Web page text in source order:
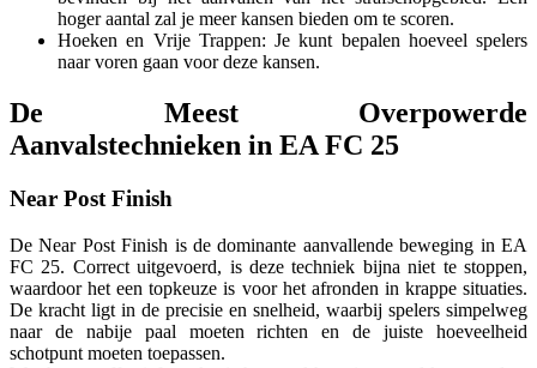
hoger aantal zal je meer kansen bieden om te scoren.
Hoeken en Vrije Trappen: Je kunt bepalen hoeveel spelers
naar voren gaan voor deze kansen.
De Meest Overpowerde
Aanvalstechnieken in EA FC 25
Near Post Finish
De Near Post Finish is de dominante aanvallende beweging in EA
FC 25. Correct uitgevoerd, is deze techniek bijna niet te stoppen,
waardoor het een topkeuze is voor het afronden in krappe situaties.
De kracht ligt in de precisie en snelheid, waarbij spelers simpelweg
naar de nabije paal moeten richten en de juiste hoeveelheid
schotpunt moeten toepassen.